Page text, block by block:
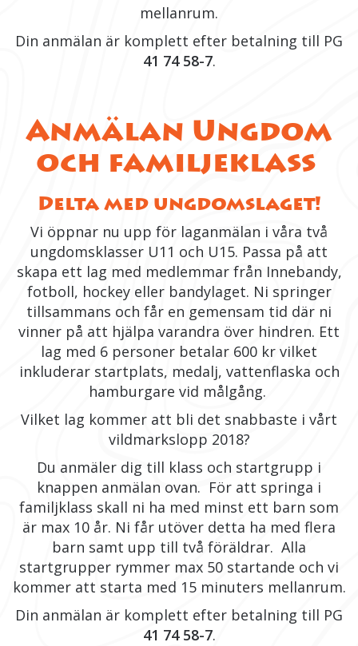
mellanrum.
Din anmälan är komplett efter betalning till PG
41 74 58-7.
Anmälan Ungdom
och familjeklass
Delta med ungdomslaget!
Vi öppnar nu upp för laganmälan i våra två
ungdomsklasser U11 och U15. Passa på att
skapa ett lag med medlemmar från Innebandy,
fotboll, hockey eller bandylaget. Ni springer
tillsammans och får en gemensam tid där ni
vinner på att hjälpa varandra över hindren. Ett
lag med 6 personer betalar 600 kr vilket
inkluderar startplats, medalj, vattenflaska och
hamburgare vid målgång.
Vilket lag kommer att bli det snabbaste i vårt
vildmarkslopp 2018?
Du anmäler dig till klass och startgrupp i
knappen anmälan ovan. För att springa i
familjklass skall ni ha med minst ett barn som
är max 10 år. Ni får utöver detta ha med flera
barn samt upp till två föräldrar. Alla
startgrupper rymmer max 50 startande och vi
kommer att starta med 15 minuters mellanrum.
Din anmälan är komplett efter betalning till PG
41 74 58-7.